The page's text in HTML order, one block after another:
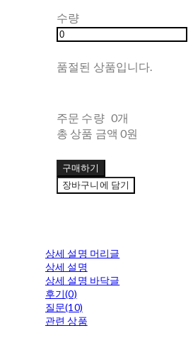
수량
품절된 상품입니다.
주문 수량 0개
총 상품 금액 0원
구매하기
장바구니에 담기
상세 설명 머리글
상세 설명
상세 설명 바닥글
후기(0)
질문(10)
관련 상품